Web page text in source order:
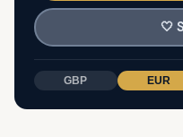
🤍
GBP EUR